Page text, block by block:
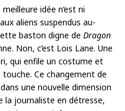
meilleure idée n’est ni
aliens suspendus au-
baston digne de Dragon
Non, c’est Lois Lane. Une
qui enfile un costume et
Ce changement de
une nouvelle dimension
la journaliste en détresse,